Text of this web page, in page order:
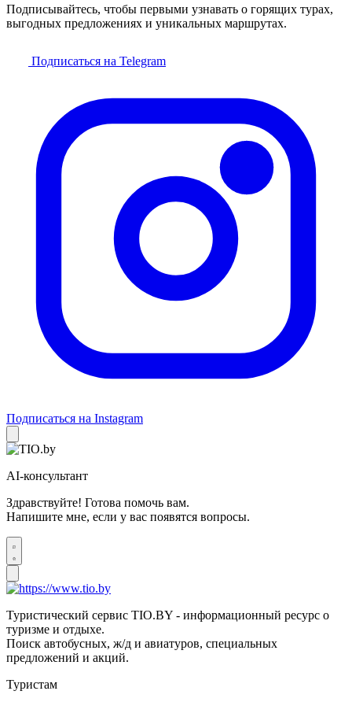
Подписывайтесь, чтобы первыми узнавать о горящих турах,
выгодных предложениях и уникальных маршрутах.
Подписаться на Telegram
Подписаться на Instagram
AI-консультант
Здравствуйте! Готова помочь вам.
Напишите мне, если у вас появятся вопросы.
Туристический сервис TIO.BY - информационный ресурс о
туризме и отдыхе.
Поиск автобусных, ж/д и авиатуров, специальных
предложений и акций.
Туристам